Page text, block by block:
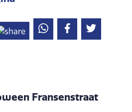
Fransenstraat